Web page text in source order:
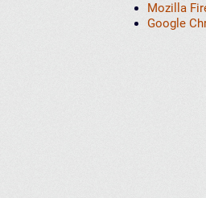
Mozilla
Google